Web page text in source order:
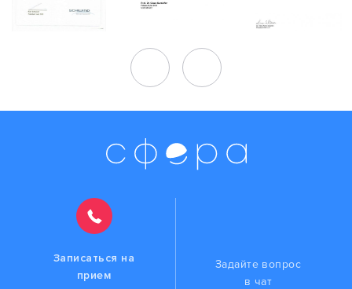
Записаться на
прием
Задайте вопрос
в чат